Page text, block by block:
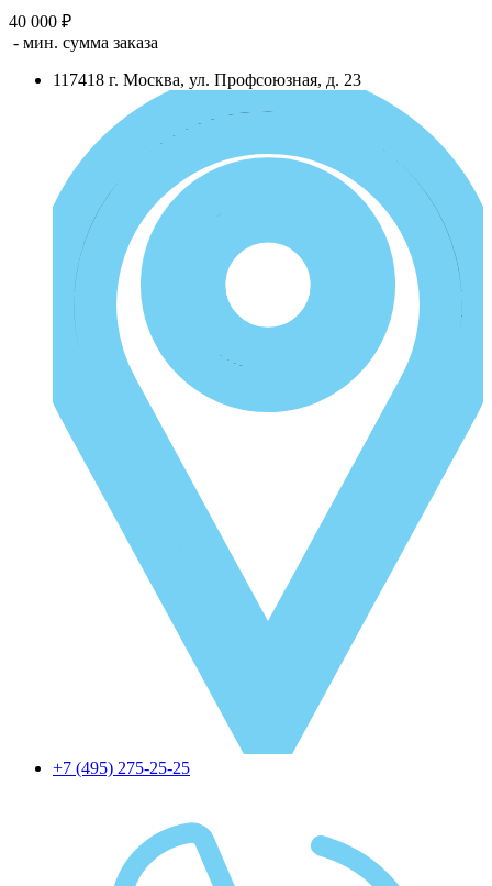
40 000 ₽
- мин. сумма заказа
117418 г. Москва, ул. Профсоюзная, д. 23
+7 (495) 275-25-25